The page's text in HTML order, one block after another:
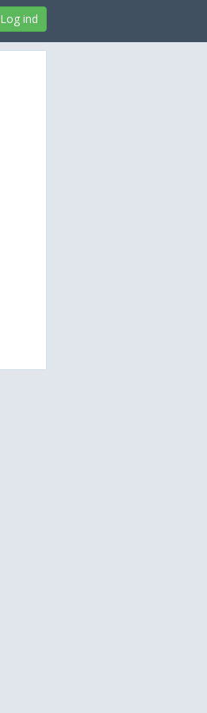
Log ind